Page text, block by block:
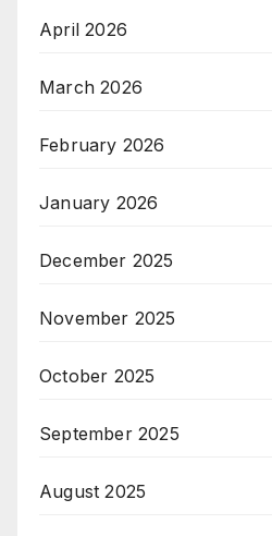
April 2026
March 2026
February 2026
January 2026
December 2025
November 2025
October 2025
September 2025
August 2025